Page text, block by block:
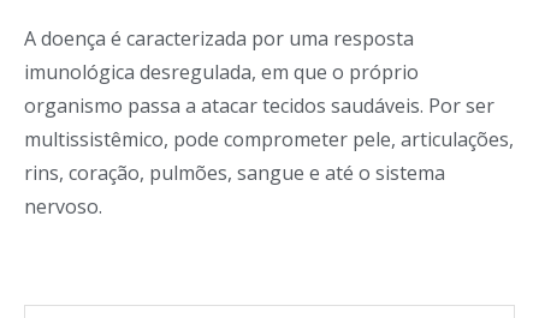
A doença é caracterizada por uma resposta
imunológica desregulada, em que o próprio
organismo passa a atacar tecidos saudáveis. Por ser
multissistêmico, pode comprometer pele, articulações,
rins, coração, pulmões, sangue e até o sistema
nervoso.